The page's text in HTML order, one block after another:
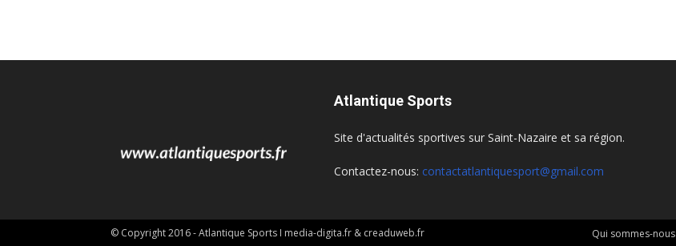
Atlantique Sports
Site d'actualités sportives sur Saint-Nazaire et sa région.
Contactez-nous: contactatlantiquesport@gmail.com
Qui sommes-nous
© Copyright 2016 - Atlantique Sports I media-digita.fr & creaduweb.fr